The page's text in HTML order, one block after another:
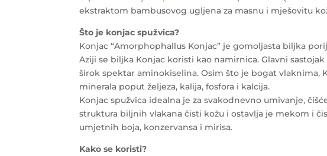
ekstraktom bambusovog ugljena za masnu i mješovitu
Što je konjac spužvica?
Konjac “Amorphophallus Konjac” je gomoljasta biljka
Aziji se biljka Konjac koristi kao namirnica. Glavni
širok spektar aminokiselina. Osim što je bogat
minerala poput željeza, kalija, fosfora i kalcija.
Konjac spužvica idealna je za svakodnevno umivanje,
struktura biljnih vlakana čisti kožu i ostavlja je mekom i
umjetnih boja, konzervansa i mirisa.
Kako se koristi?